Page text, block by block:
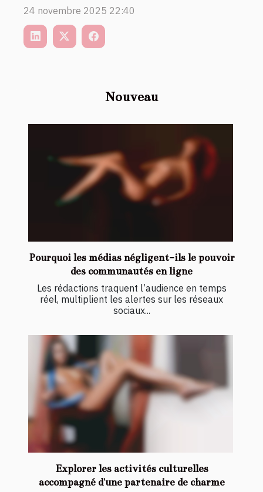
Nouveau
Pourquoi les médias négligent-ils le pouvoir
des communautés en ligne
Les rédactions traquent l’audience en temps
réel, multiplient les alertes sur les réseaux
sociaux...
Explorer les activités culturelles
accompagné d'une partenaire de charme
24 novembre 2025 22:40